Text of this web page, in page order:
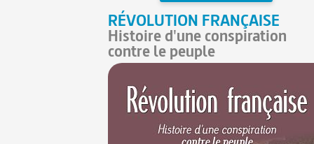
RÉVOLUTION FRANÇAISE
Histoire d'une conspiration
contre le peuple